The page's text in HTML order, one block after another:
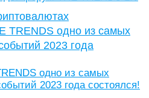
одно из самых
2023 года состоялся!